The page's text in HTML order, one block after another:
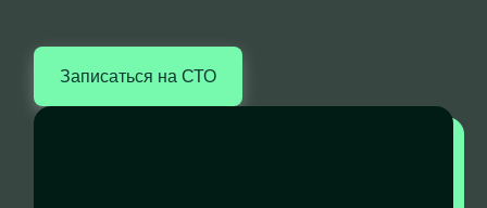
Записаться на СТО